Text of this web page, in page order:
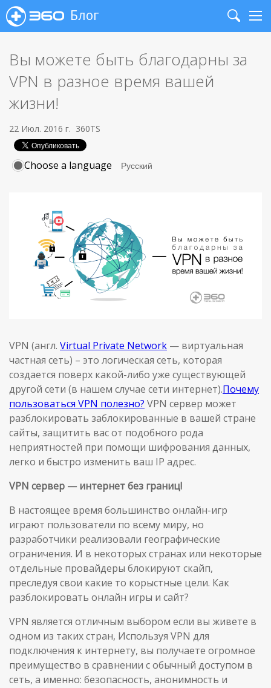
Блог
Search
Вы можете быть благодарны за
VPN в разное время вашей
жизни!
22 Июл. 2016 г. 360TS
Choose a language
VPN (англ. Virtual Private Network — виртуальная
частная сеть) – это логическая сеть, которая
создается поверх какой-либо уже существующей
другой сети (в нашем случае сети интернет).Почему
пользоваться VPN полезно? VPN сервер может
разблокировать заблокированные в вашей стране
сайты, защитить вас от подобного рода
неприятностей при помощи шифрования данных,
легко и быстро изменить ваш IP адрес.
VPN сервер — интернет без границ!
В настоящее время большинство онлайн-игр
играют пользователи по всему миру, но
разработчики реализовали географические
ограничения. И в некоторых странах или некоторые
отдельные провайдеры блокируют скайп,
преследуя свои какие то корыстные цели. Как
разблокировать онлайн игры и сайт?
VPN является отличным выбором если вы живете в
одном из таких стран, Используя VPN для
подключения к интернету, вы получаете огромное
преимущество в сравнении с обычный доступом в
сеть, а именно: безопасность, анонимность и